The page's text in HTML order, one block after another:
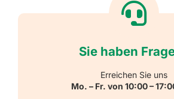
Reflektierende Aufkleber
Sie haben
Erreichen Sie uns
Mo. – Fr. von 10:00 –